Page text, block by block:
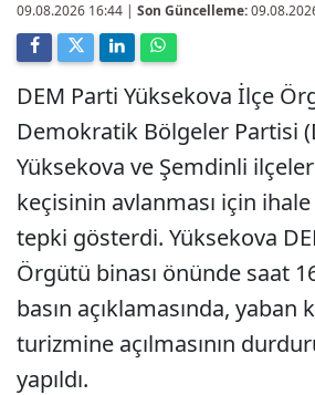
09.08.2026 16:44 | Son Güncelleme:
DEM Parti Yüksekova İlçe
Demokratik Bölgeler Partisi
Yüksekova ve Şemdinli
keçisinin avlanması için ihale
tepki gösterdi. Yüksekova
Örgütü binası önünde saat
basın açıklamasında, yaban
turizmine açılmasının
yapıldı.